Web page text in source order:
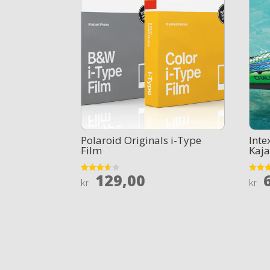
Polaroid Originals i-Type
Film
Rated
3.6
kr. 129,00
Rated
4.2
kr.